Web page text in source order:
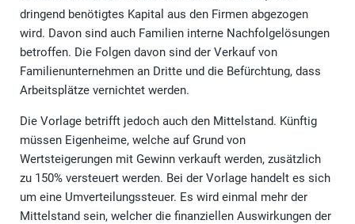
dringend benötigtes Kapital aus den Firmen abgezogen
wird. Davon sind auch Familien interne Nachfolgelösungen
betroffen. Die Folgen davon sind der Verkauf von
Familienunternehmen an Dritte und die Befürchtung, dass
Arbeitsplätze vernichtet werden.
Die Vorlage betrifft jedoch auch den Mittelstand. Künftig
müssen Eigenheime, welche auf Grund von
Wertsteigerungen mit Gewinn verkauft werden, zusätzlich
zu 150% versteuert werden. Bei der Vorlage handelt es sich
um eine Umverteilungssteuer. Es wird einmal mehr der
Mittelstand sein, welcher die finanziellen Auswirkungen der